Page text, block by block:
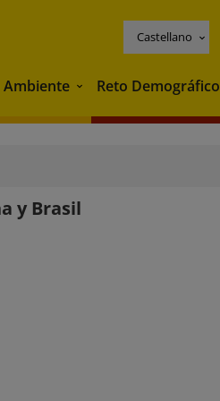
Castellano
Ambiente Medio Ambiente
Reto Demográfico
y Brasil